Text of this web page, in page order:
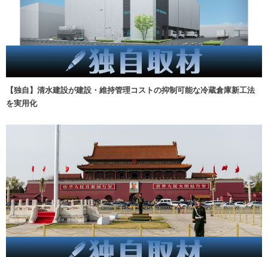
【独自】清水建設が建設・維持管理コストの抑制可能な冷蔵倉庫新工法
を実用化